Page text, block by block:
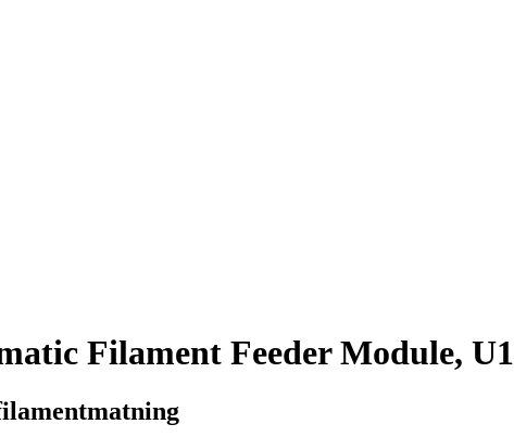
Filament Feeder Module, U1